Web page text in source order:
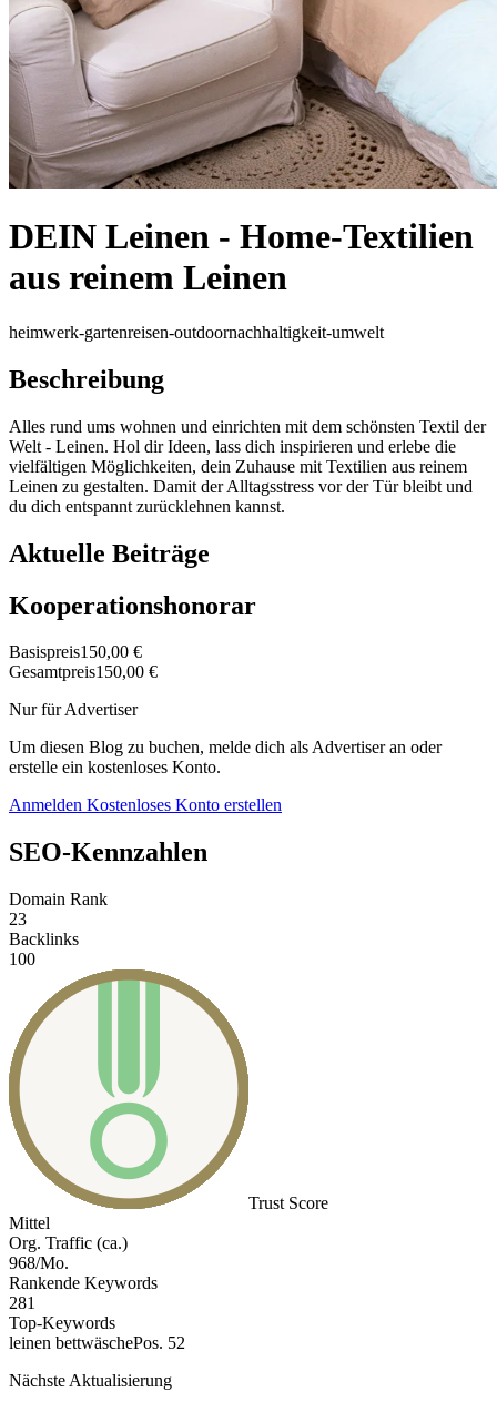
DEIN Leinen - Home-Textilien
aus reinem Leinen
heimwerk-gartenreisen-outdoornachhaltigkeit-umwelt
Beschreibung
Alles rund ums wohnen und einrichten mit dem schönsten Textil der
Welt - Leinen. Hol dir Ideen, lass dich inspirieren und erlebe die
vielfältigen Möglichkeiten, dein Zuhause mit Textilien aus reinem
Leinen zu gestalten. Damit der Alltagsstress vor der Tür bleibt und
du dich entspannt zurücklehnen kannst.
Aktuelle Beiträge
Kooperationshonorar
Basispreis150,00 €
Gesamtpreis150,00 €
Nur für Advertiser
Um diesen Blog zu buchen, melde dich als Advertiser an oder
erstelle ein kostenloses Konto.
Anmelden Kostenloses Konto erstellen
SEO-Kennzahlen
Domain Rank
23
Backlinks
100
Trust Score
Mittel
Org. Traffic (ca.)
968/Mo.
Rankende Keywords
281
Top-Keywords
leinen bettwäschePos. 52
Nächste Aktualisierung